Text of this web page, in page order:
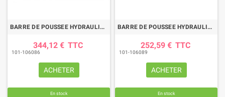
BARRE DE POUSSEE HYDRAULIQUE ROTULE-ROTULE LG 530-740 CAT2
344,12 € TTC
101-106086
ACHETER
En stock
BARRE DE POUSSEE HYDRAULIQUE ROTULE-ROTULE LG 530-795 CAT1
252,59 € TTC
101-106089
ACHETER
En stock